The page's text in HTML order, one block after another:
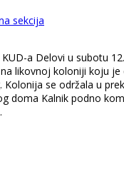
sekcija
a Delovi u subotu
likovnoj koloniji koju je
Kolonija se održala u
doma Kalnik podno